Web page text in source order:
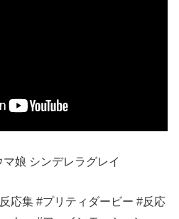
娘 シンデレラグレイ
応集 #プリティダービー #反応